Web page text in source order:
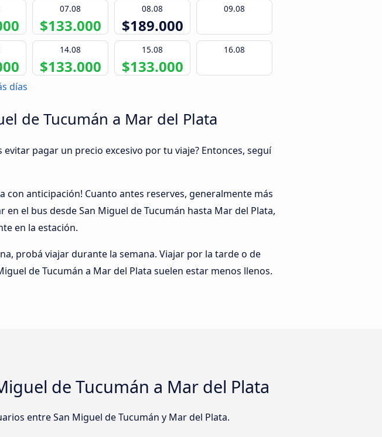
07.08
$133.000
08.08
$189.000
09.08
14.08
$133.000
15.08
$133.000
16.08
días
de Tucumán a Mar del Plata
pagar un precio excesivo por tu viaje? Entonces, seguí
con anticipación! Cuanto antes reserves, generalmente más
el bus desde San Miguel de Tucumán hasta Mar del Plata,
en la estación.
probá viajar durante la semana. Viajar por la tarde o de
de Tucumán a Mar del Plata suelen estar menos llenos.
de Tucumán a Mar del Plata
entre San Miguel de Tucumán y Mar del Plata.